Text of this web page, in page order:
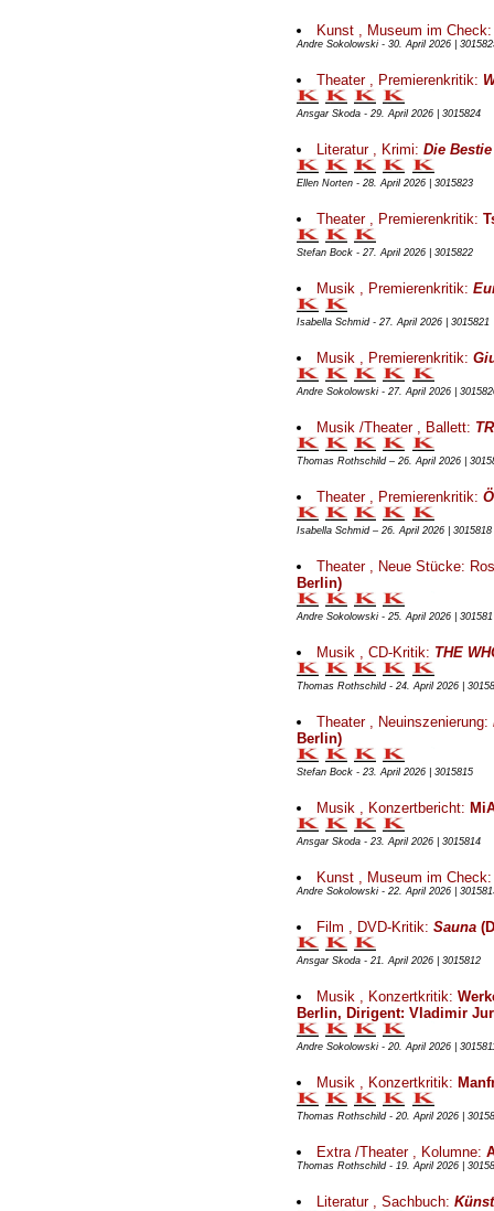
Kunst , Museum im
Andre Sokolowski - 30. April 2026 |
Theater , Premierenkritik:
Ansgar Skoda - 29. April 2026 | 3015824
Literatur , Krimi: Die
Ellen Norten - 28. April 2026 | 3015823
Theater , Premierenkritik:
Stefan Bock - 27. April 2026 | 3015822
Musik , Premierenkritik:
Isabella Schmid - 27. April 2026 | 3015821
Musik , Premierenkritik:
Andre Sokolowski - 27. April 2026 |
Musik /Theater , Ballett:
Thomas Rothschild – 26. April 2026 |
Theater , Premierenkritik:
Isabella Schmid – 26. April 2026 | 3015818
Theater , Neue Stücke:
Berlin)
Andre Sokolowski - 25. April 2026 |
Musik , CD-Kritik: THE
Thomas Rothschild - 24. April 2026 |
Theater , Neuinszenierung:
Berlin)
Stefan Bock - 23. April 2026 | 3015815
Musik , Konzertbericht:
Ansgar Skoda - 23. April 2026 | 3015814
Kunst , Museum im
Andre Sokolowski - 22. April 2026 |
Film , DVD-Kritik: Sauna
Ansgar Skoda - 21. April 2026 | 3015812
Musik , Konzertkritik:
Berlin, Dirigent: Vladimir
Andre Sokolowski - 20. April 2026 |
Musik , Konzertkritik:
Thomas Rothschild - 20. April 2026 |
Extra /Theater , Kolumne:
Thomas Rothschild - 19. April 2026 |
Literatur , Sachbuch: